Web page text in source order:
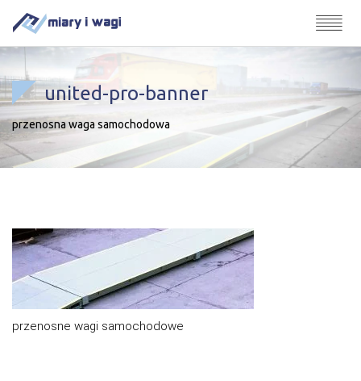
united-pro-banner
przenosna waga samochodowa
przenosne wagi samochodowe